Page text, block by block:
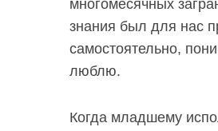
многомесячных
знания был для нас
самостоятельно,
люблю.
Когда младшему